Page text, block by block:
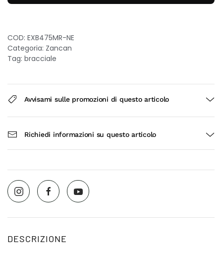
quantità
COD: EXB475MR-NE
Categoria: Zancan
Tag: bracciale
Avvisami sulle promozioni di questo articolo
Richiedi informazioni su questo articolo
DESCRIZIONE